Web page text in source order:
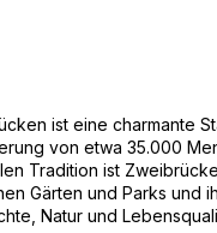
ist eine charmante
von etwa 35.000
Tradition ist
Gärten und Parks und
Natur und